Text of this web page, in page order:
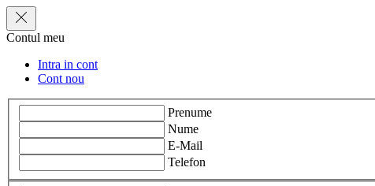
Contul meu
Intra in cont
Cont nou
Prenume
Nume
E-Mail
Telefon